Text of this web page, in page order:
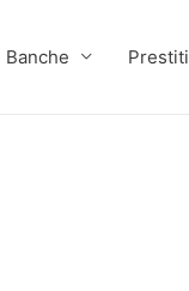
Banche Prestiti